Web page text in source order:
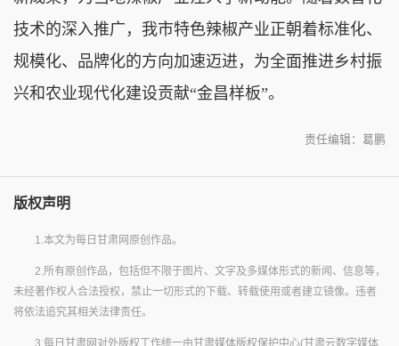
技术的深入推广，我市特色辣椒产业正朝着标准化、
规模化、品牌化的方向加速迈进，为全面推进乡村振
兴和农业现代化建设贡献“金昌样板”。
责任编辑：葛鹏
版权声明
1.本文为每日甘肃网原创作品。
2.所有原创作品，包括但不限于图片、文字及多媒体形式的新闻、信息等，
未经著作权人合法授权，禁止一切形式的下载、转载使用或者建立镜像。违者
将依法追究其相关法律责任。